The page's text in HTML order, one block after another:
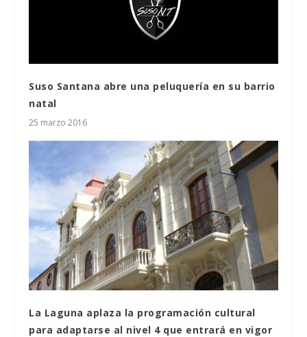
Suso Santana abre una peluquería en su barrio
natal
25 marzo 2016
La Laguna aplaza la programación cultural
para adaptarse al nivel 4 que entrará en vigor